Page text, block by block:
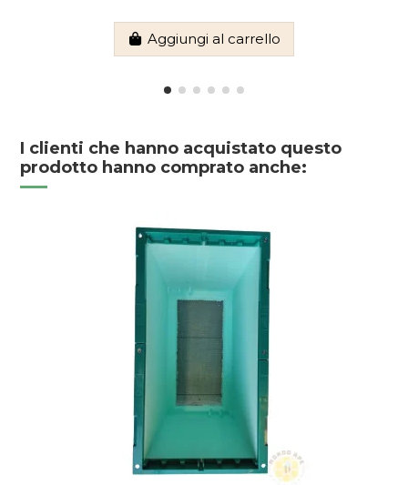
Aggiungi al carrello
I clienti che hanno acquistato questo
prodotto hanno comprato anche: